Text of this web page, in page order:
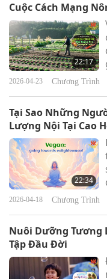
Cuộc Cách Mạng
22:17
2026-04-23 Chương Trình
Tại Sao Những
Lượng Nội Tại Cao
22:34
2026-04-18 Chương Trình
Nuôi Dưỡng Tương
Tập Đầu Đời